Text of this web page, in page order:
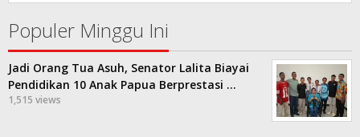
Populer Minggu Ini
Jadi Orang Tua Asuh, Senator Lalita Biayai
Pendidikan 10 Anak Papua Berprestasi …
1,515 views